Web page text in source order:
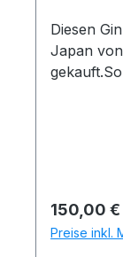
keiner
Diesen
Japan
hat die
nicht
direkten
Regulärer
150,00 €
Preise inkl.